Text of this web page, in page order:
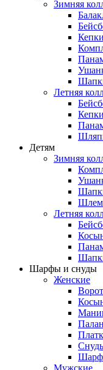
Зимняя
Кепки
Летняя
Кепки
Детям
Зимняя
Летняя
Шарфы и снуды
Женские
Мужские